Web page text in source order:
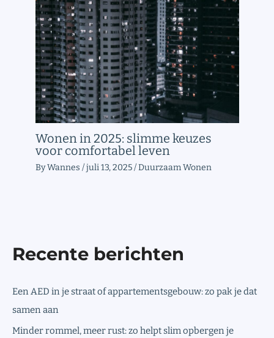
Wonen in 2025: slimme keuzes
voor comfortabel leven
ByWannes /juli 13, 2025/Duurzaam Wonen
Recente berichten
Een AED in je straat of appartementsgebouw: zo pak je dat
samen aan
Minder rommel, meer rust: zo helpt slim opbergen je